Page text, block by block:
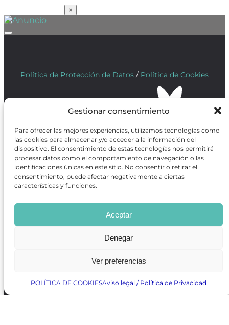
Gestionar consentimiento
Para ofrecer las mejores experiencias, utilizamos tecnologías como
las cookies para almacenar y/o acceder a la información del
dispositivo. El consentimiento de estas tecnologías nos permitirá
procesar datos como el comportamiento de navegación o las
identificaciones únicas en este sitio. No consentir o retirar el
consentimiento, puede afectar negativamente a ciertas
características y funciones.
Aceptar
Denegar
Ver preferencias
POLÍTICA DE COOKIESAviso legal / Política de Privacidad
×
Política de Protección de Datos / Política de Cookies
REVISTA ONLINE
CARTELERA TEATRO MADRID
CENTROS DE FORMACIÓN
PREMIOS GODOT
CONCURSOS
SOBRE NOSOTROS
OBRAS MÁS VOTADAS
RANKING MEJORES OBRAS
es una revista independiente especializada
que se distribuye en espacios escénicos, además de otros